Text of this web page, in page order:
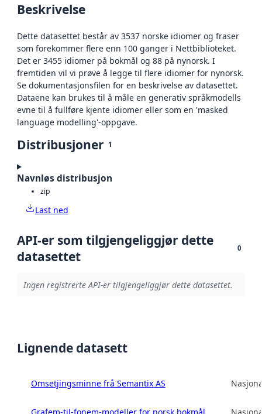
Beskrivelse
Dette datasettet består av 3537 norske idiomer og fraser
som forekommer flere enn 100 ganger i Nettbiblioteket.
Det er 3455 idiomer på bokmål og 88 på nynorsk. I
fremtiden vil vi prøve å legge til flere idiomer for nynorsk.
Se dokumentasjonsfilen for en beskrivelse av datasettet.
Dataene kan brukes til å måle en generativ språkmodells
evne til å fullføre kjente idiomer eller som en 'masked
language modelling'-oppgave.
Distribusjoner 1
Navnløs distribusjon
zip
Last ned
API-er som tilgjengeliggjør dette
datasettet
0
Ingen registrerte API-er tilgjengeliggjør dette datasettet.
Lignende datasett
Omsetjingsminne frå Semantix AS